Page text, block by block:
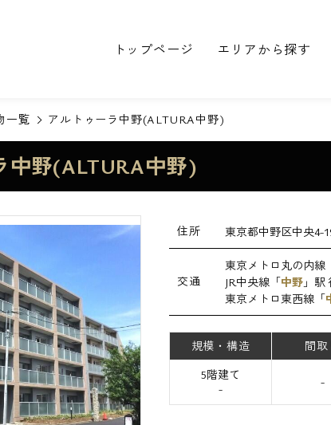
トップページ エリアから探す
一覧 アルトゥーラ中野(ALTURA中野)
中野(ALTURA中野)
住所 東京都中野区中央4-
交通
東京メトロ丸の内線
JR中央線「中野 」駅
東京メトロ東西線「
規模・構造 間取
5階建て
-
-